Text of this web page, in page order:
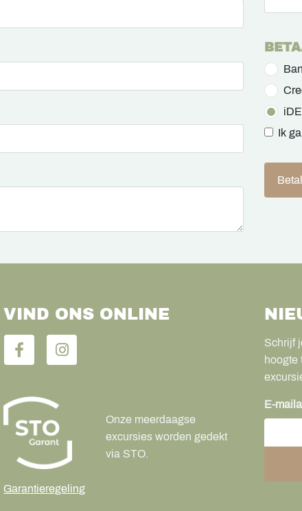
Ik
VIND ONS ONLINE
Garantieregeling
Onze meerdaagse
excursies worden gedekt
via STO.
Schrijf
hoogte
E-